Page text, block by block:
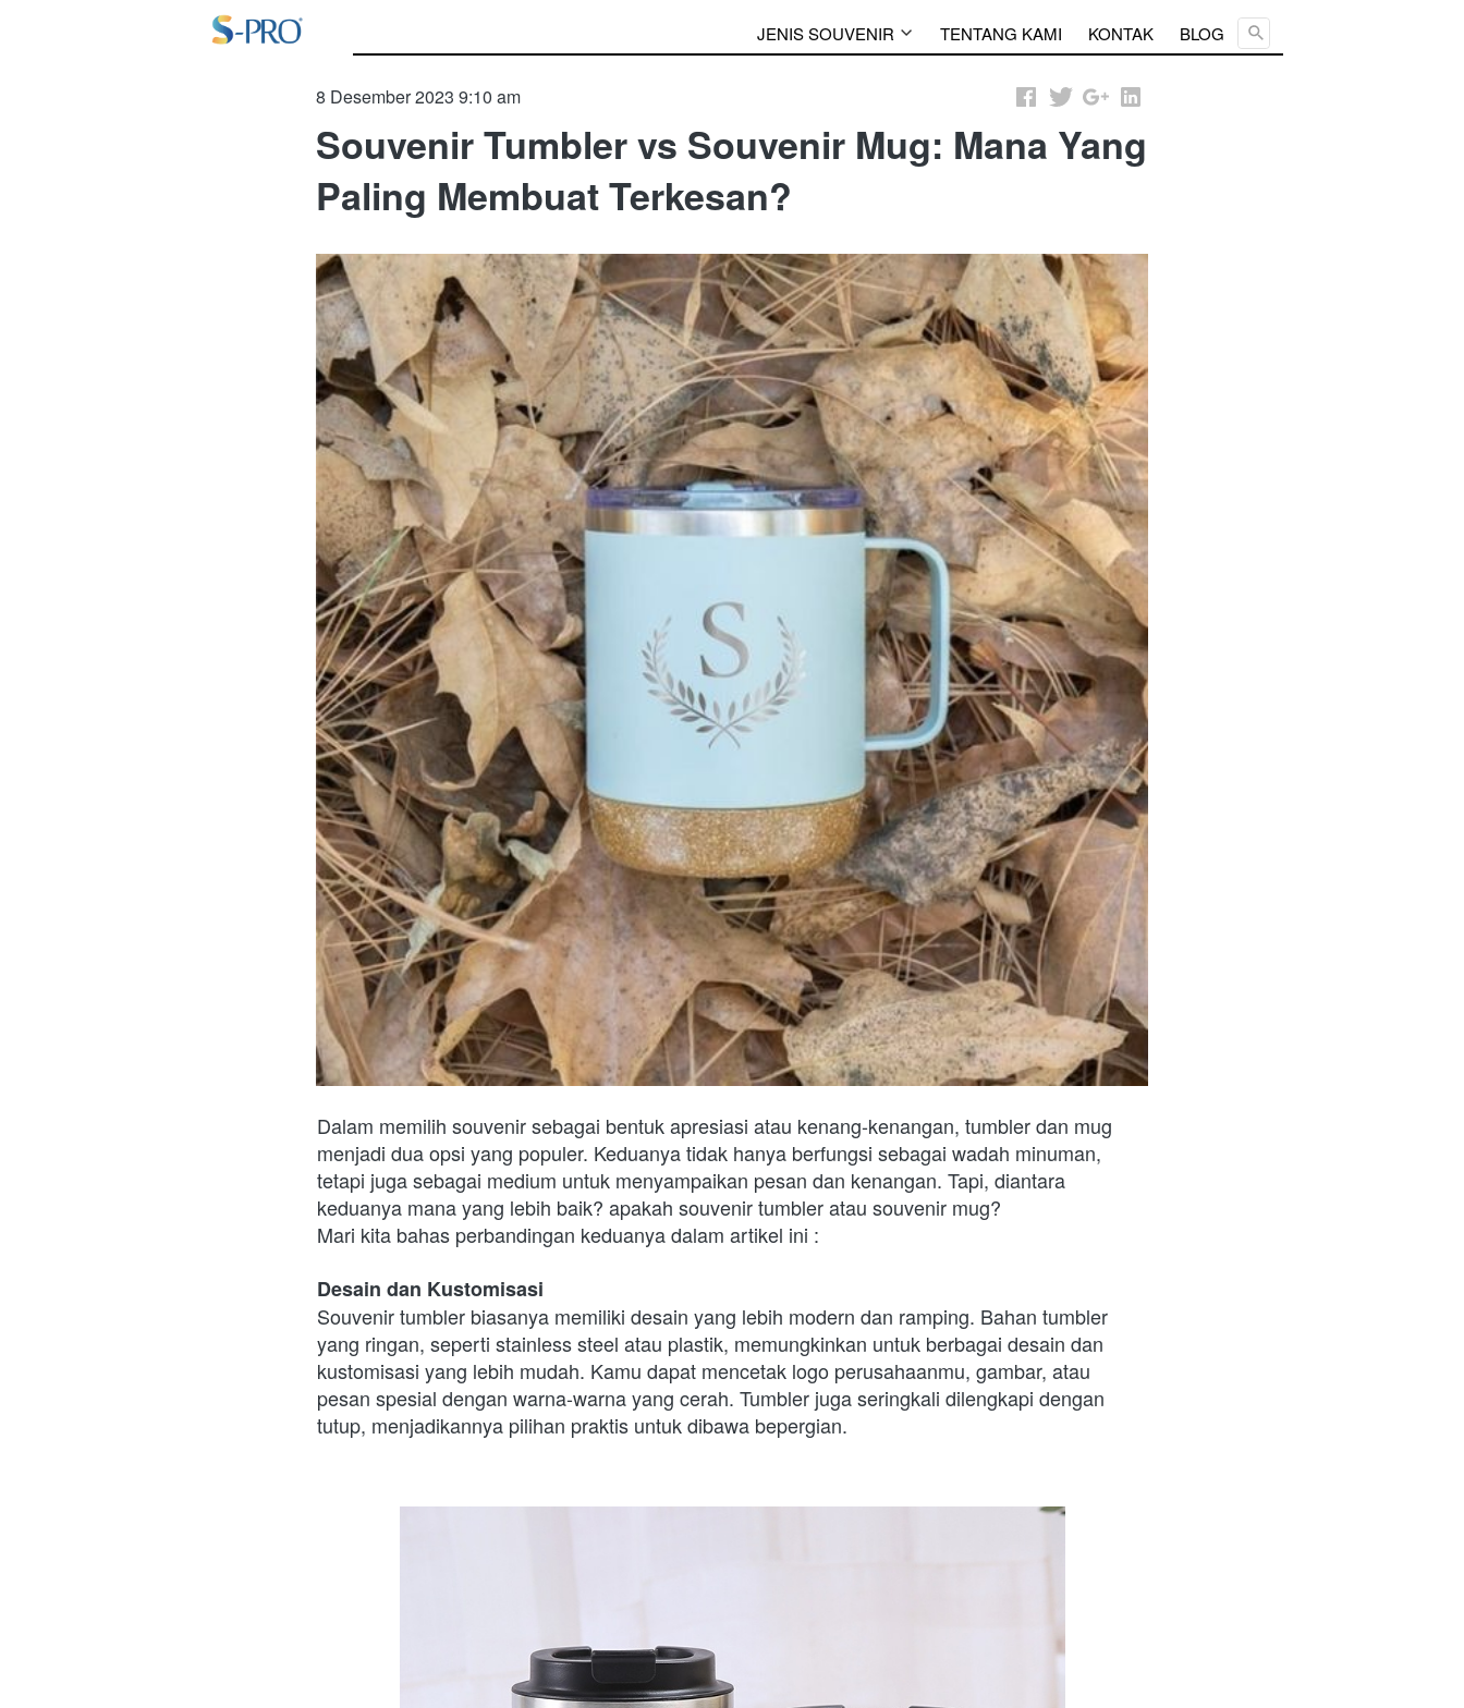
JENIS SOUVENIR TENTANG KAMI KONTAK BLOG
8 Desember 2023 9:10 am
Souvenir Tumbler vs Souvenir Mug: Mana Yang
Paling Membuat Terkesan?
Dalam memilih souvenir sebagai bentuk apresiasi atau kenang-kenangan, tumbler dan mug
menjadi dua opsi yang populer. Keduanya tidak hanya berfungsi sebagai wadah minuman,
tetapi juga sebagai medium untuk menyampaikan pesan dan kenangan. Tapi, diantara
keduanya mana yang lebih baik? apakah souvenir tumbler atau souvenir mug?
Mari kita bahas perbandingan keduanya dalam artikel ini :
Desain dan Kustomisasi
Souvenir tumbler biasanya memiliki desain yang lebih modern dan ramping. Bahan tumbler
yang ringan, seperti stainless steel atau plastik, memungkinkan untuk berbagai desain dan
kustomisasi yang lebih mudah. Kamu dapat mencetak logo perusahaanmu, gambar, atau
pesan spesial dengan warna-warna yang cerah. Tumbler juga seringkali dilengkapi dengan
tutup, menjadikannya pilihan praktis untuk dibawa bepergian.